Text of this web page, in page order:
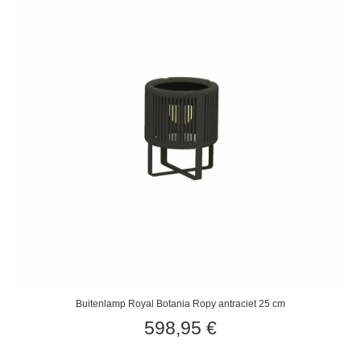
Buitenlamp Royal Botania Ropy antraciet 25 cm
598,95 €